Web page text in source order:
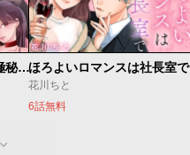
ゼロ婚 ～甘くキケンな極秘任務～ほろよいロマンスは社長室で
花川ちと
6話無料